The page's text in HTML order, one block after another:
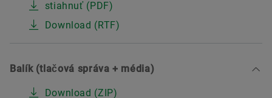
stiahnuť (PDF)
Download (RTF)
Balík (tlačová správa + média)
Download (ZIP)